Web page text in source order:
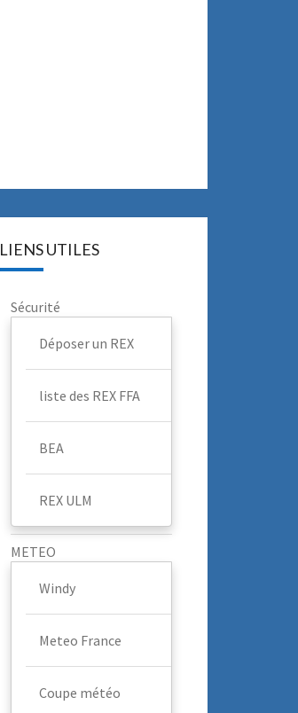
LIENS UTILES
Sécurité
Déposer un REX
liste des REX FFA
BEA
REX ULM
METEO
Windy
Meteo France
Coupe météo